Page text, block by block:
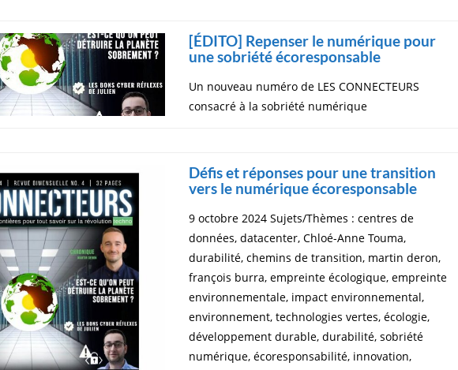
[ÉDITO] Repenser le numérique pour
une sobriété écoresponsable
Un nouveau numéro de LES CONNECTEURS
consacré à la sobriété numérique
Défis et réponses pour une transition
vers le numérique écoresponsable
9 octobre 2024 Sujets/Thèmes : centres de
données, datacenter, Chloé-Anne Touma,
durabilité, chemins de transition, martin deron,
françois burra, empreinte écologique, empreinte
environnementale, impact environnemental,
environnement, technologies vertes, écologie,
développement durable, durabilité, sobriété
numérique, écoresponsabilité, innovation,